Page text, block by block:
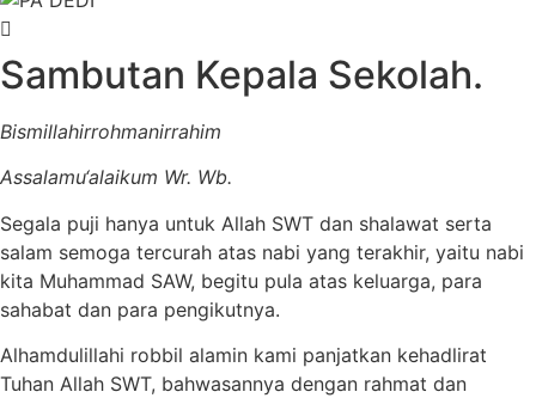
Sambutan Kepala Sekolah.
Bismillahirrohmanirrahim
Assalamu‘alaikum Wr. Wb.
Segala puji hanya untuk Allah SWT dan shalawat serta
salam semoga tercurah atas nabi yang terakhir, yaitu nabi
kita Muhammad SAW, begitu pula atas keluarga, para
sahabat dan para pengikutnya.
Alhamdulillahi robbil alamin kami panjatkan kehadlirat
Tuhan Allah SWT, bahwasannya dengan rahmat dan